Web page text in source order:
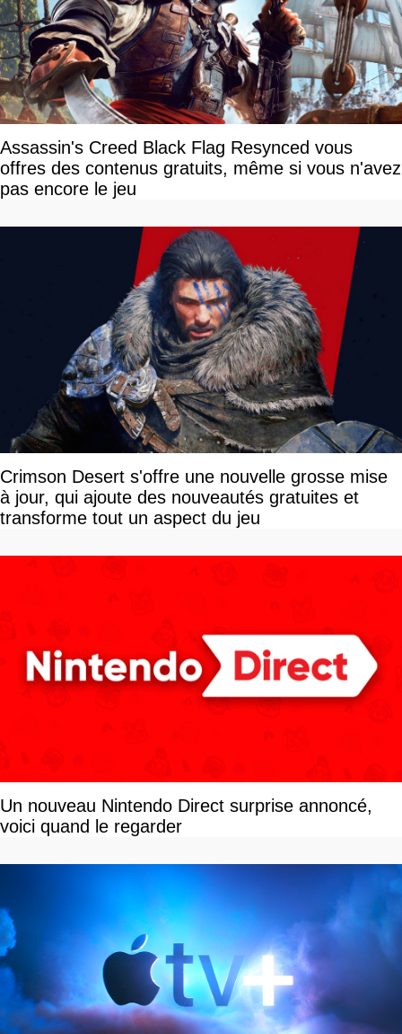
Assassin's Creed Black Flag Resynced vous
offres des contenus gratuits, même si vous n'avez
pas encore le jeu
Crimson Desert s'offre une nouvelle grosse mise
à jour, qui ajoute des nouveautés gratuites et
transforme tout un aspect du jeu
Un nouveau Nintendo Direct surprise annoncé,
voici quand le regarder